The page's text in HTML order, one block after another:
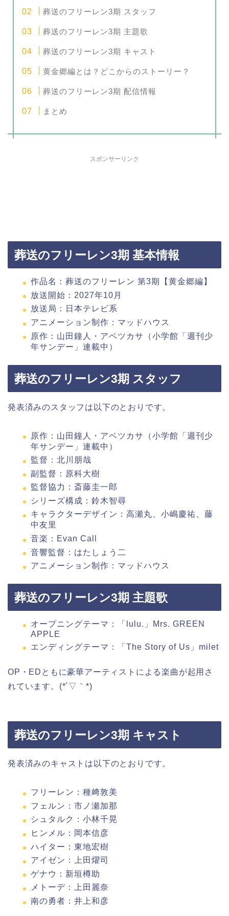
葬送のフリーレン3期 スタッフ
葬送のフリーレン3期 主題歌
葬送のフリーレン3期 キャスト
黄金郷編とは？どこからのストーリー？
葬送のフリーレン3期 配信情報
まとめ
スポンサーリンク
葬送のフリーレン3期 基本情報
作品名：葬送のフリーレン 第3期【黄金郷編】
放送開始：2027年10月
放送局：日本テレビ系
アニメーション制作：マッドハウス
原作：山田鐘人・アベツカサ（小学館「週刊少
年サンデー」連載中）
葬送のフリーレン3期 スタッフ
発表済みのスタッフは以下のとおりです。
原作：山田鐘人・アベツカサ（小学館「週刊少
年サンデー」連載中）
監督：北川朋哉
副監督：原科大樹
監督協力：斎藤圭一郎
シリーズ構成：鈴木智尋
キャラクターデザイン：高瀬丸、小嶋慶祐、藤
中友里
音楽：Evan Call
音響監督：はたしょう二
アニメーション制作：マッドハウス
葬送のフリーレン3期 主題歌
オープニングテーマ：「lulu.」Mrs. GREEN
APPLE
エンディングテーマ：「The Story of Us」milet
OP・EDともに豪華アーティストによる楽曲が起用さ
れています。(*´▽｀*)
葬送のフリーレン3期 キャスト
発表済みのキャストは以下のとおりです。
フリーレン：種﨑敦美
フェルン：市ノ瀬加那
シュタルク：小林千晃
ヒンメル：岡本信彦
ハイター：東地宏樹
アイゼン：上田燿司
ゲナウ：新垣樽助
メトーデ：上田麗奈
南の勇者：井上和彦